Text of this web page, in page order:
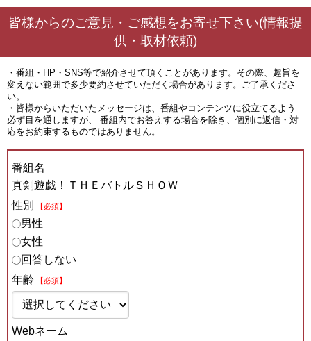
皆様からのご意見・ご感想をお寄せ下さい(情報提
供・取材依頼)
・番組・HP・SNS等で紹介させて頂くことがあります。その際、趣旨を
変えない範囲で多少要約させていただく場合があります。ご了承くださ
い。
・皆様からいただいたメッセージは、番組やコンテンツに役立てるよう
必ず目を通しますが、 番組内でお答えする場合を除き、個別に返信・対
応をお約束するものではありません。
番組名
真剣遊戯！ＴＨＥバトルＳＨＯＷ
性別
【必須】
男性
女性
回答しない
年齢
【必須】
Webネーム